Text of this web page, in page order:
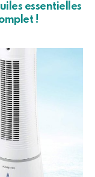
essentielles
!